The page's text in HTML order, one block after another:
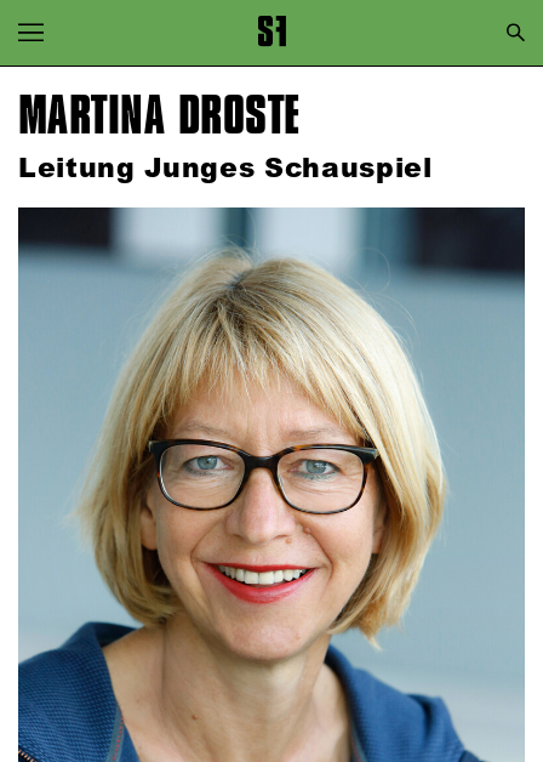
Zur Hauptnavigation springen
Zum Hauptinhalt springen
MARTINA DROSTE
Leitung Junges Schauspiel